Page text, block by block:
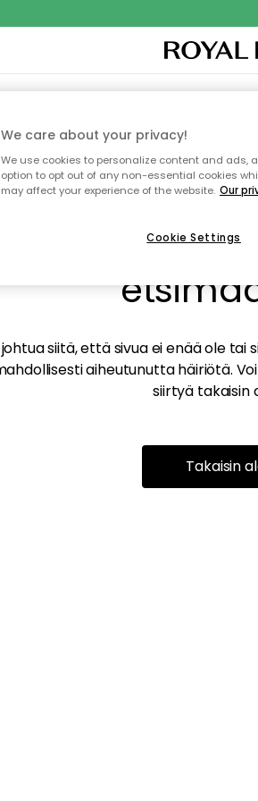
JA KATTAUSSISUSTUSTEKSTIILIT & MATOT
Emme
siitä, että sivua ei enää ole
aiheutunutta häiriötä.
siirtyä takaisin
Takaisin
We care about your privacy!
We use cookies to personalize content and ads,
option to opt out of any non-essential cookies
may affect your experience of the website. Our
Cookie Settings